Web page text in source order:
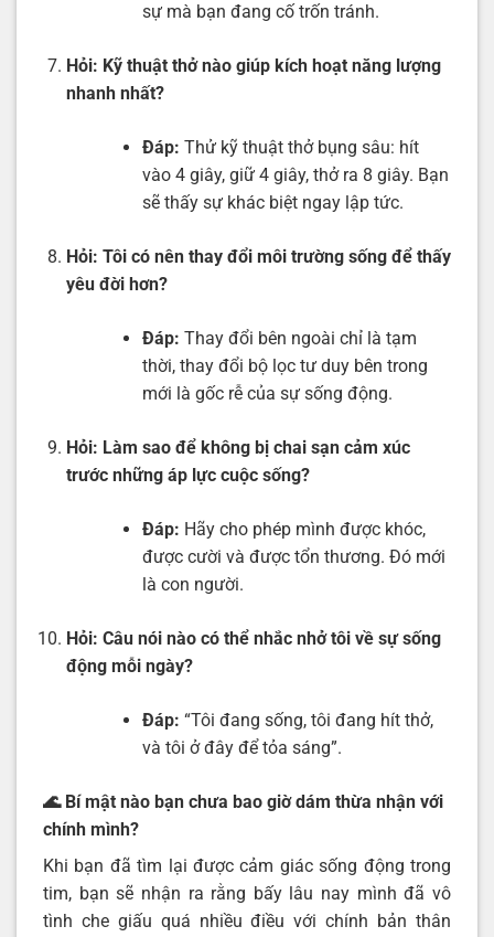
sự mà bạn đang cố trốn tránh.
Hỏi: Kỹ thuật thở nào giúp kích hoạt năng lượng
nhanh nhất?
Đáp: Thử kỹ thuật thở bụng sâu: hít
vào 4 giây, giữ 4 giây, thở ra 8 giây. Bạn
sẽ thấy sự khác biệt ngay lập tức.
Hỏi: Tôi có nên thay đổi môi trường sống để thấy
yêu đời hơn?
Đáp: Thay đổi bên ngoài chỉ là tạm
thời, thay đổi bộ lọc tư duy bên trong
mới là gốc rễ của sự sống động.
Hỏi: Làm sao để không bị chai sạn cảm xúc
trước những áp lực cuộc sống?
Đáp: Hãy cho phép mình được khóc,
được cười và được tổn thương. Đó mới
là con người.
Hỏi: Câu nói nào có thể nhắc nhở tôi về sự sống
động mỗi ngày?
Đáp: “Tôi đang sống, tôi đang hít thở,
và tôi ở đây để tỏa sáng”.
🌊 Bí mật nào bạn chưa bao giờ dám thừa nhận với
chính mình?
Khi bạn đã tìm lại được cảm giác sống động trong
tim, bạn sẽ nhận ra rằng bấy lâu nay mình đã vô
tình che giấu quá nhiều điều với chính bản thân